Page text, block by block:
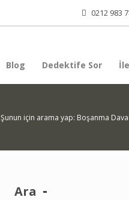
0212 983
Blog Dedektife Sor
Şunun için arama yap: Boşanma
Ara